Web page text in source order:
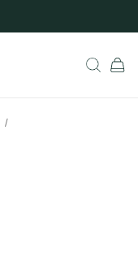
/